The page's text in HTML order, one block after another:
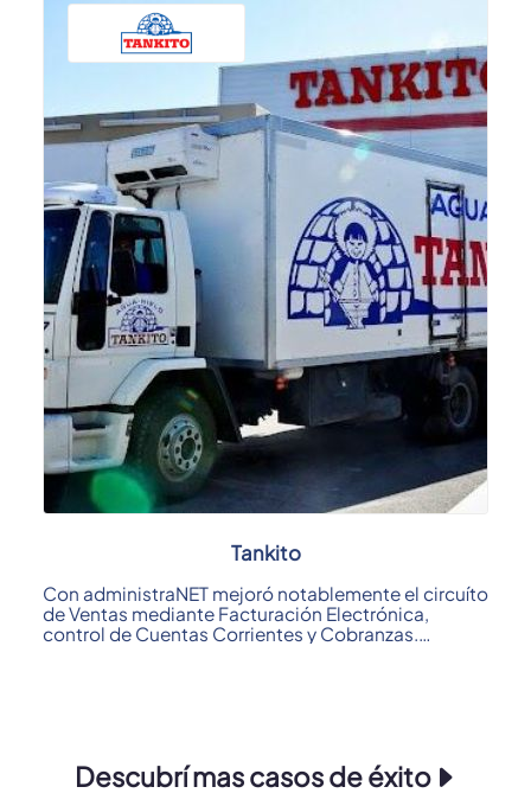
Tankito
Con administraNET mejoró notablemente el circuíto
de Ventas mediante Facturación Electrónica,
control de Cuentas Corrientes y Cobranzas.
Descubrí mas casos de éxito